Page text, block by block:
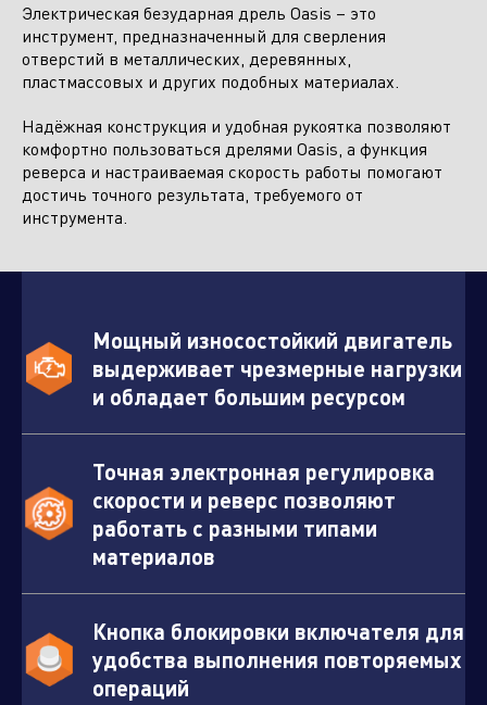
Отправить заявку
Электрическая безударная дрель Oasis – это
инструмент, предназначенный для сверления
отверстий в металлических, деревянных,
пластмассовых и других подобных материалах.
Надёжная конструкция и удобная рукоятка позволяют
комфортно пользоваться дрелями Oasis, а функция
реверса и настраиваемая скорость работы помогают
достичь точного результата, требуемого от
инструмента.
Мощный износостойкий двигатель
выдерживает чрезмерные нагрузки
и обладает большим ресурсом
Точная электронная регулировка
скорости и реверс позволяют
работать с разными типами
материалов
Кнопка блокировки включателя для
удобства выполнения повторяемых
операций